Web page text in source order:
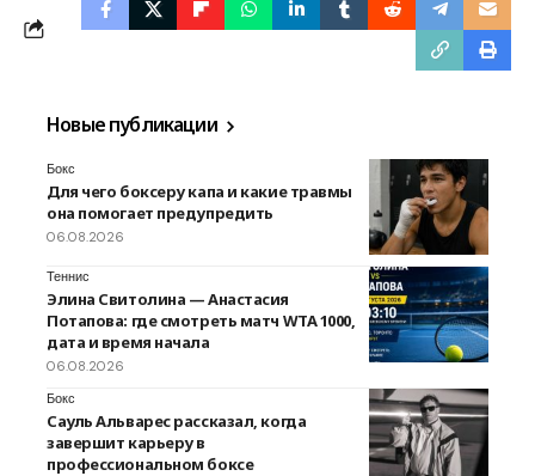
Новые публикации
Бокс
Для чего боксеру капа и какие травмы
она помогает предупредить
06.08.2026
Теннис
Элина Свитолина — Анастасия
Потапова: где смотреть матч WTA 1000,
дата и время начала
06.08.2026
Бокс
Сауль Альварес рассказал, когда
завершит карьеру в
профессиональном боксе